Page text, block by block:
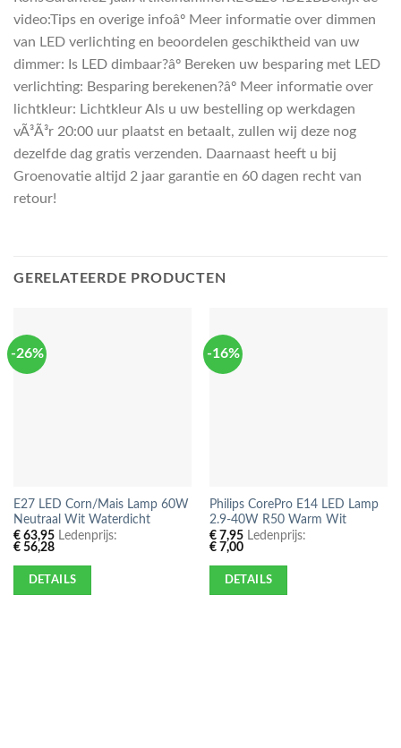
video:Tips en overige infoâº Meer informatie over dimmen
van LED verlichting en beoordelen geschiktheid van uw
dimmer: Is LED dimbaar?âº Bereken uw besparing met LED
verlichting: Besparing berekenen?âº Meer informatie over
lichtkleur: Lichtkleur Als u uw bestelling op werkdagen
vÃ³Ã³r 20:00 uur plaatst en betaalt, zullen wij deze nog
dezelfde dag gratis verzenden. Daarnaast heeft u bij
Groenovatie altijd 2 jaar garantie en 60 dagen recht van
retour!
GERELATEERDE PRODUCTEN
-26%
E27 LED Corn/Mais Lamp 60W
Neutraal Wit Waterdicht
€63,95Ledenprijs:
€56,28
DETAILS
-16%
Philips CorePro E14 LED Lamp
2.9-40W R50 Warm Wit
€7,95Ledenprijs:
€7,00
DETAILS